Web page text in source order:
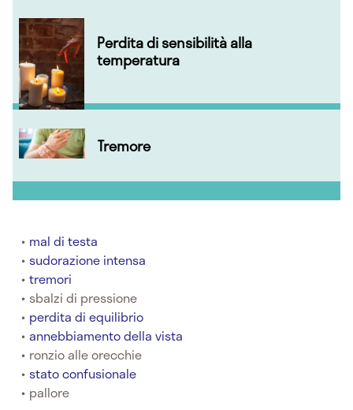
Perdita di sensibilità alla
temperatura
Tremore
mal di testa
sudorazione intensa
tremori
sbalzi di pressione
perdita di equilibrio
annebbiamento della vista
ronzio alle orecchie
stato confusionale
pallore